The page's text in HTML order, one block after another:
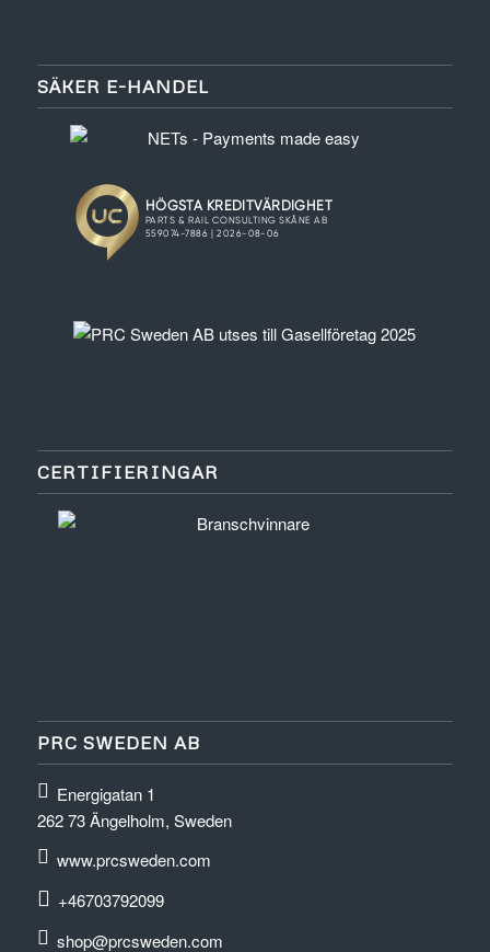
SÄKER E-HANDEL
CERTIFIERINGAR
PRC SWEDEN AB
Energigatan 1
262 73 Ängelholm, Sweden
www.prcsweden.com
+46703792099
shop@prcsweden.com